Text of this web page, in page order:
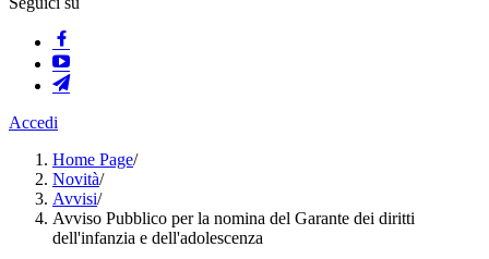
Accedi
Home Page/
Novità/
Avvisi/
Avviso Pubblico per la nomina del Garante dei diritti
dell'infanzia e dell'adolescenza